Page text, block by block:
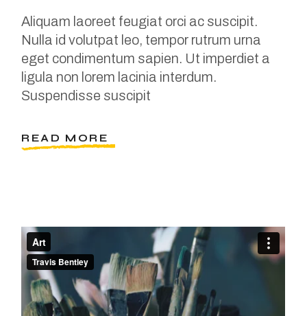
Aliquam laoreet feugiat orci ac suscipit.
Nulla id volutpat leo, tempor rutrum urna
eget condimentum sapien. Ut imperdiet a
ligula non lorem lacinia interdum.
Suspendisse suscipit
READ MORE